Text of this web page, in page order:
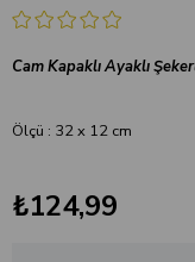
Cam Kapaklı Ayaklı
Ölçü : 32 x 12 cm
₺124,99